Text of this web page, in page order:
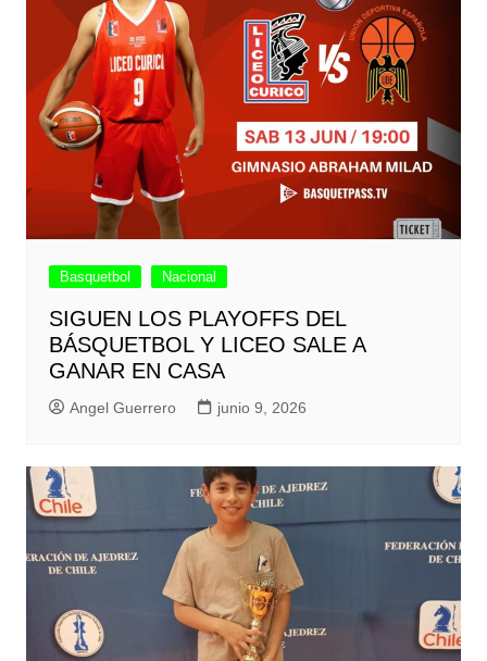
Basquetbol Nacional
SIGUEN LOS PLAYOFFS DEL
BÁSQUETBOL Y LICEO SALE A
GANAR EN CASA
Angel Guerrero junio 9, 2026